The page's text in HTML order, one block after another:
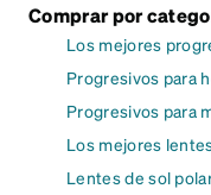
Comprar por
Los mejores
Progresivos para
Progresivos para
Los mejores
Lentes de sol